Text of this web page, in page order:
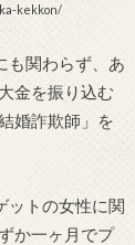
kekkon/
関わらず、あ
金を振り込む
婚詐欺師」を
トの女性に関
か一ヶ月でプ